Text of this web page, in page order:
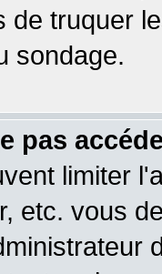
de truquer
sondage.
pas
limiter
etc. vous